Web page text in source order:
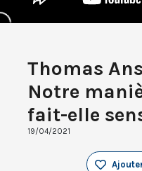
Thomas
Notre
fait-elle
19/04/2021